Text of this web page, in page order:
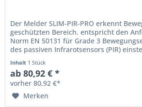
Der Melder SLIM-PIR-PRO erkennt
geschützten Bereich. entspricht den
Norm EN 50131 für Grade 3
des passiven Infrarotsensors (PIR)
Inhalt 1 Stück
ab 80,92 € *
vorher 80,92 €*
Merken